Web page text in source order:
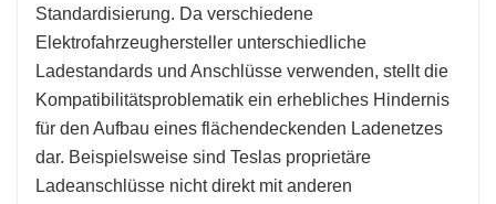
Standardisierung. Da verschiedene
Elektrofahrzeughersteller unterschiedliche
Ladestandards und Anschlüsse verwenden, stellt die
Kompatibilitätsproblematik ein erhebliches Hindernis
für den Aufbau eines flächendeckenden Ladenetzes
dar. Beispielsweise sind Teslas proprietäre
Ladeanschlüsse nicht direkt mit anderen